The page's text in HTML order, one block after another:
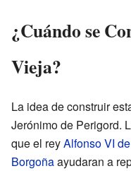
¿Cuándo se
Vieja?
La idea de construir
Jerónimo de Perigord.
que el reyAlfonso VI
Borgoñaayudaran a